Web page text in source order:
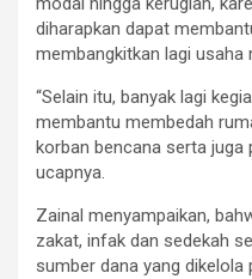
diharapkan dapat
membangkitkan lagi usaha
“Selain itu, banyak lagi
membantu membedah
korban bencana serta juga
ucapnya.
Zainal menyampaikan,
zakat, infak dan sedekah
sumber dana yang